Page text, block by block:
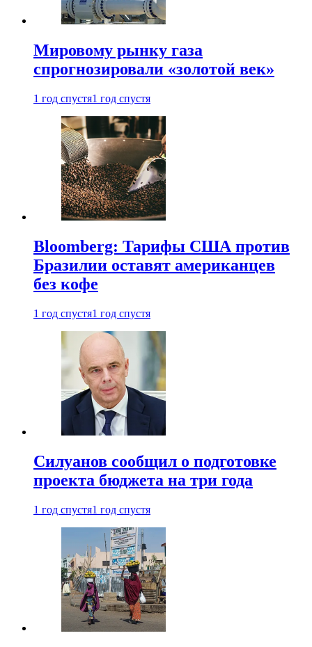
Мировому рынку газа
спрогнозировали «золотой век»
1 год спустя1 год спустя
Bloomberg: Тарифы США против
Бразилии оставят американцев
без кофе
1 год спустя1 год спустя
Силуанов сообщил о подготовке
проекта бюджета на три года
1 год спустя1 год спустя